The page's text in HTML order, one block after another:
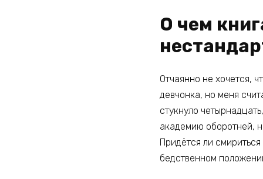
О чем
Отчаянно не хочется,
девчонка, но меня
стукнуло
академию оборотней,
Придётся ли
бедственном